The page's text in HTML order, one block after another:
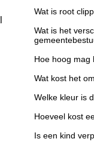
Wat is root
Wat is het
Hoe hoog mag
Wat kost het
Welke kleur is
Hoeveel kost
Is een kind